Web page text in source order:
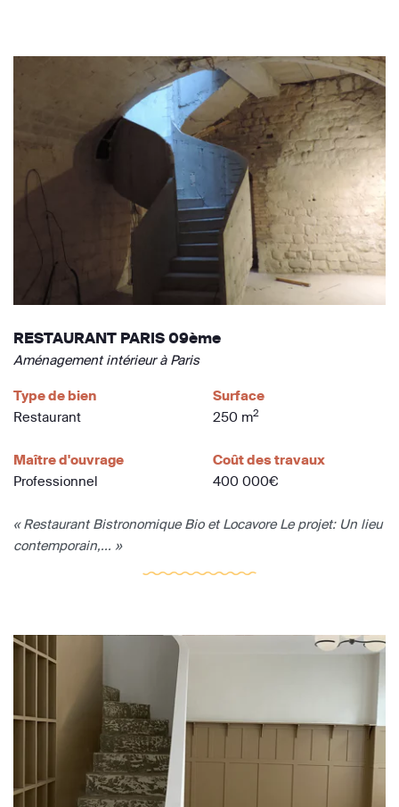
RESTAURANT PARIS 09ème
Aménagement intérieur à Paris
Type de bien
Restaurant
Surface
250 m2
Maître d'ouvrage
Professionnel
Coût des travaux
400 000€
« Restaurant Bistronomique Bio et Locavore Le projet: Un lieu
contemporain,... »